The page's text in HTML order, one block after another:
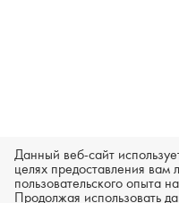
Данный веб-сайт
целях предоставления вам
пользовательского опыта
Продолжая использовать